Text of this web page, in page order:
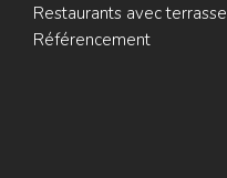
Restaurants avec terrasse
Référencement